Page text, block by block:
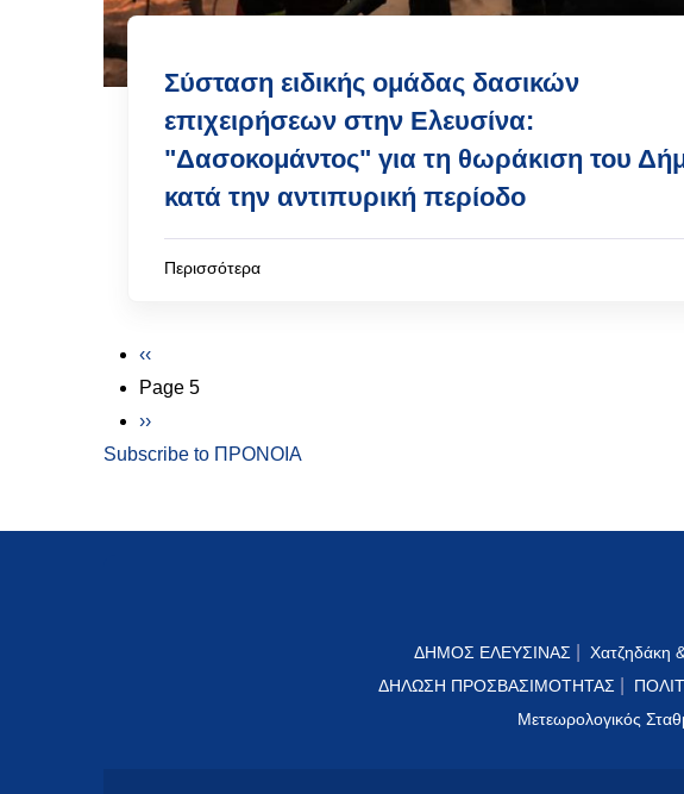
Σύσταση ειδικής ομάδας δασικών
επιχειρήσεων στην Ελευσίνα:
"Δασοκομάντος" για τη θωράκιση του
κατά την αντιπυρική περίοδο
Περισσότερα
Σελιδοποίηση
Προηγούμενη σελίδα
‹‹
Page 5
Next page
››
Subscribe to ΠΡΟΝΟΙΑ
ΔΗΜΟΣ ΕΛΕΥΣΙΝΑΣ Χατζηδάκη
ΔΗΛΩΣΗ ΠΡΟΣΒΑΣΙΜΟΤΗΤΑΣ
Μετεωρολογικός